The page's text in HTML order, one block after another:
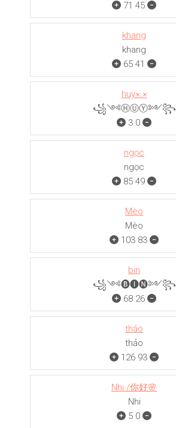
71 45
khang
khang
65 41
huy×.×
꧁༺ⒽⓊⓎ༻꧂
3 0
ngọc
ngọc
85 49
Mèo
Mèo
103 83
bin
꧁༺🅑🅘🅝༻꧂
68 26
thảo
thảo
126 93
Nhi /你好🌸
Nhi
5 0